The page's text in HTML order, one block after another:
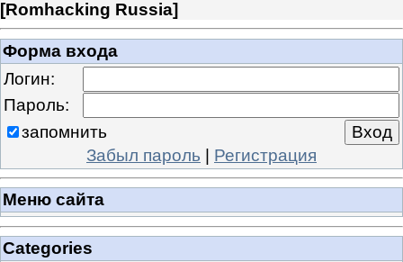
[Romhacking Russia]
Форма входа
Логин:
Пароль:
запомнить
Забыл пароль | Регистрация
Меню сайта
Categories